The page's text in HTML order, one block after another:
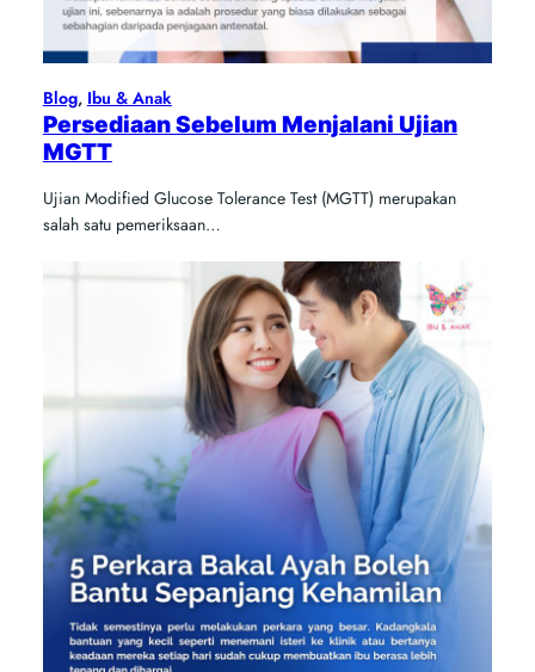
Blog, Ibu & Anak
Persediaan Sebelum Menjalani Ujian
MGTT
Ujian Modified Glucose Tolerance Test (MGTT) merupakan
salah satu pemeriksaan…